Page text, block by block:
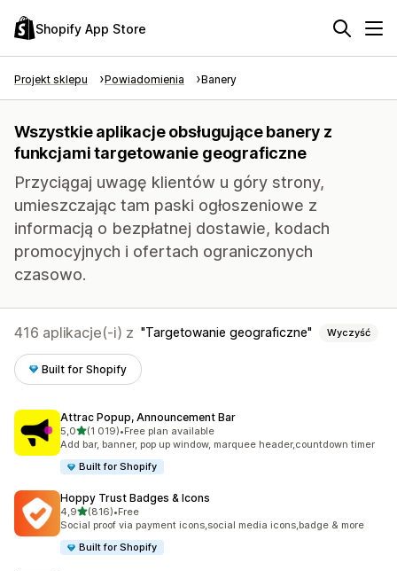
Shopify App Store
Projekt sklepu Powiadomienia Banery
Wszystkie aplikacje obsługujące banery z
funkcjami targetowanie geograficzne
Przyciągaj uwagę klientów u góry strony,
umieszczając tam paski ogłoszeniowe z
informacją o bezpłatnej dostawie, kodach
promocyjnych i ofertach ograniczonych
czasowo.
416 aplikacje(-i) z Targetowanie geograficzne Wyczyść
Built for Shopify
Attrac Popup, Announcement Bar
5,0na 5 gwiazdek
(1 019)
Łączna liczba recenzji: 1019
•Free plan available
Add bar, banner, pop up window, marquee header,countdown timer
Built for Shopify
Hoppy Trust Badges & Icons
4,9na 5 gwiazdek
(816)
Łączna liczba recenzji: 816
•Free
Social proof via payment icons,social media icons,badge & more
Built for Shopify